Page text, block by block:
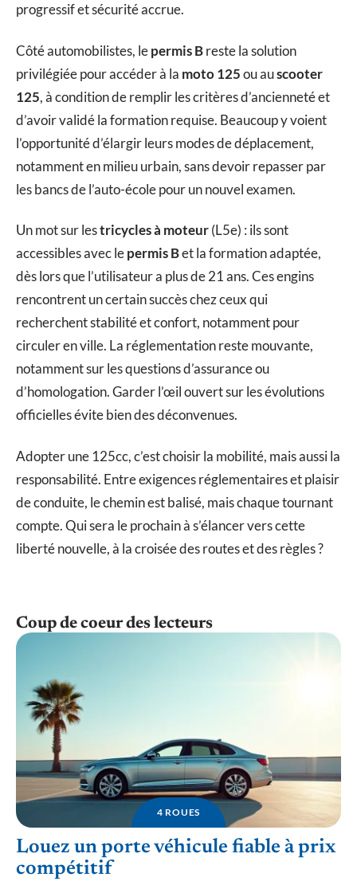
progressif et sécurité accrue.
Côté automobilistes, lepermis Breste la solution
privilégiée pour accéder à la moto 125ou auscooter
125, à condition de remplir les critères d’ancienneté et
d’avoir validé la formation requise. Beaucoup y voient
l’opportunité d’élargir leurs modes de déplacement,
notamment en milieu urbain, sans devoir repasser par
les bancs de l’auto-école pour un nouvel examen.
Un mot sur lestricycles à moteur(L5e) : ils sont
accessibles avec lepermis Bet la formation adaptée,
dès lors que l’utilisateur a plus de 21 ans. Ces engins
rencontrent un certain succès chez ceux qui
recherchent stabilité et confort, notamment pour
circuler en ville. La réglementation reste mouvante,
notamment sur les questions d’assurance ou
d’homologation. Garder l’œil ouvert sur les évolutions
officielles évite bien des déconvenues.
Adopter une 125cc, c’est choisir la mobilité, mais aussi la
responsabilité. Entre exigences réglementaires et plaisir
de conduite, le chemin est balisé, mais chaque tournant
compte. Qui sera le prochain à s’élancer vers cette
liberté nouvelle, à la croisée des routes et des règles ?
Coup de coeur des lecteurs
4 ROUES
Louez un porte véhicule fiable à prix
compétitif